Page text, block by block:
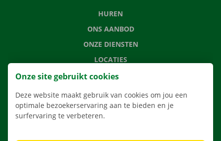
HUREN
ONS AANBOD
ONZE DIENSTEN
LOCATIES
APP
VERHUISOPLOSSINGEN
Onze site gebruikt cookies
Deze website maakt gebruik van cookies om jou een
optimale bezoekerservaring aan te bieden en je
surfervaring te verbeteren.